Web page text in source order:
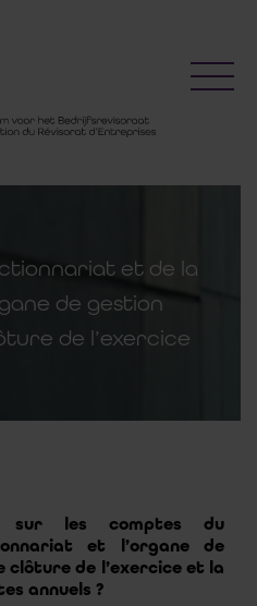
et de la
de gestion
de l’exercice
sur les comptes du
et l’organe de
de l’exercice et la
annuels ?